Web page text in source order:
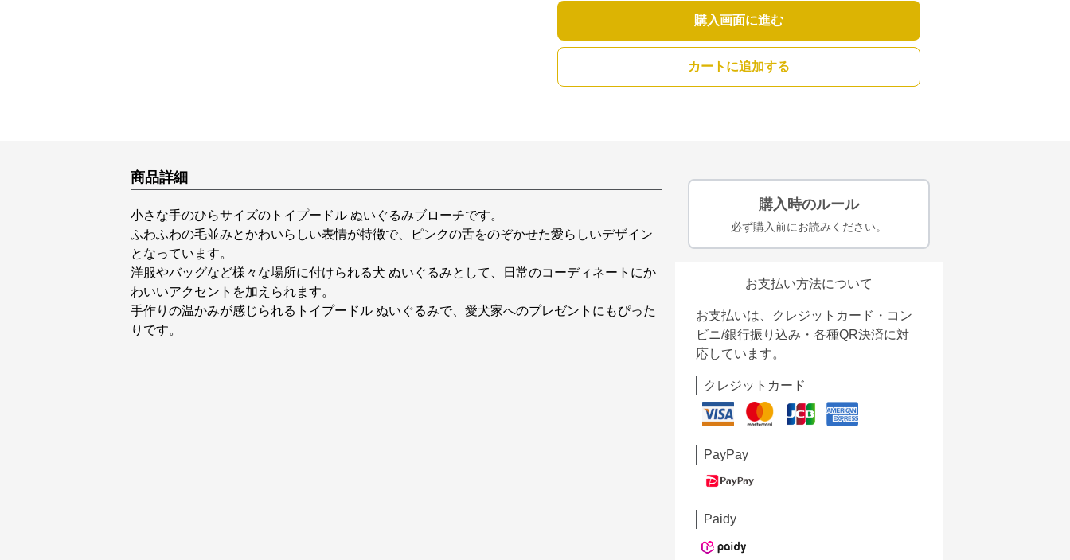
購入画面に進む
カートに追加する
商品詳細
小さな手のひらサイズのトイプードル ぬいぐるみブローチです。
ふわふわの毛並みとかわいらしい表情が特徴で、ピンクの舌をのぞかせた愛らしいデザイン
となっています。
洋服やバッグなど様々な場所に付けられる犬 ぬいぐるみとして、日常のコーディネートにか
わいいアクセントを加えられます。
手作りの温かみが感じられるトイプードル ぬいぐるみで、愛犬家へのプレゼントにもぴった
りです。
購入時のルール
必ず購入前にお読みください。
お支払い方法について
お支払いは、クレジットカード・コン
ビニ/銀行振り込み・各種QR決済に対
応しています。
クレジットカード
PayPay
Paidy